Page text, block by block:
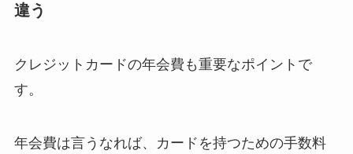
違う
クレジットカードの年会費も重要なポイントで
す。
年会費は言うなれば、カードを持つための手数料